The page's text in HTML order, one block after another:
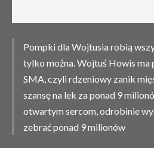
Pompki dla Wojtusia robią
tylko można. Wojtuś Howis ma
SMA, czyli rdzeniowy zanik
szansę na lek za ponad 9
otwartym sercom, odrobinie
zebrać ponad 9 milionów